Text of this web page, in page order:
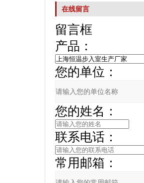
在线留言
留言框
产品：
您的单位：
您的姓名：
联系电话：
常用邮箱：